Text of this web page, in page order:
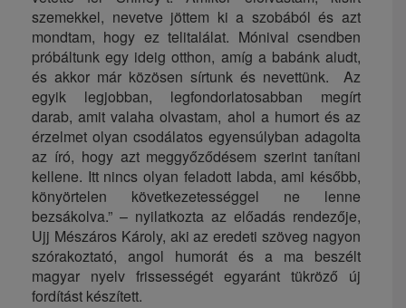
szemekkel, nevetve jöttem ki a szobából és azt
mondtam, hogy ez telitalálat. Mónival csendben
próbáltunk egy ideig otthon, amíg a babánk aludt,
és akkor már közösen sírtunk és nevettünk. Az
egyik legjobban, legfondorlatosabban megírt
darab, amit valaha olvastam, ahol a humort és az
érzelmet olyan csodálatos egyensúlyban adagolta
az író, hogy azt meggyőződésem szerint tanítani
kellene. Itt nincs olyan feladott labda, ami később,
könyörtelen következetességgel ne lenne
bezsákolva.” – nyilatkozta az előadás rendezője,
Ujj Mészáros Károly, aki az eredeti szöveg nagyon
szórakoztató, angol humorát és a ma beszélt
magyar nyelv frissességét egyaránt tükröző új
fordítást készített.